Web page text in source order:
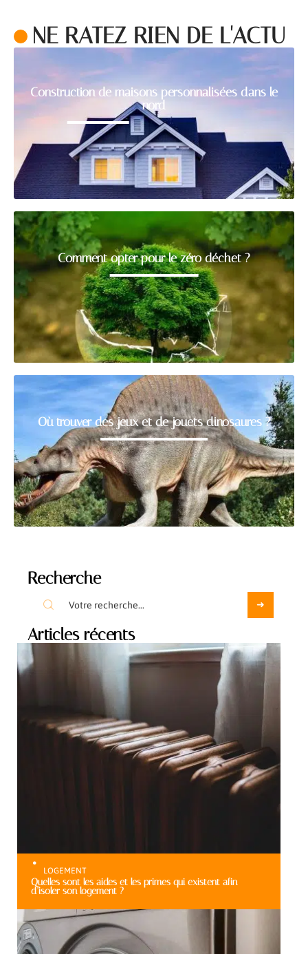
NE RATEZ RIEN DE L'ACTU
Construction de maisons personnalisées dans le
nord
Comment opter pour le zéro déchet ?
Où trouver des jeux et de jouets dinosaures ?
Recherche
Articles récents
LOGEMENT
Quelles sont les aides et les primes qui existent afin
d’isoler son logement ?